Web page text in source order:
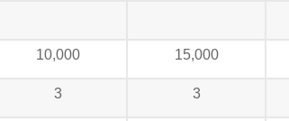
10,000 15,000
3 3